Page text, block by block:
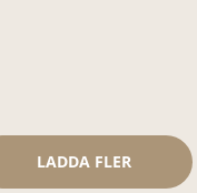
LADDA FLER